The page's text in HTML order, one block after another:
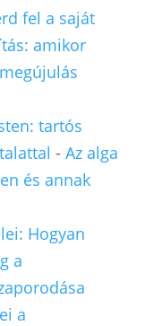
fel a saját
amikor
tartós
- Az alga
és annak
Hogyan
a
a